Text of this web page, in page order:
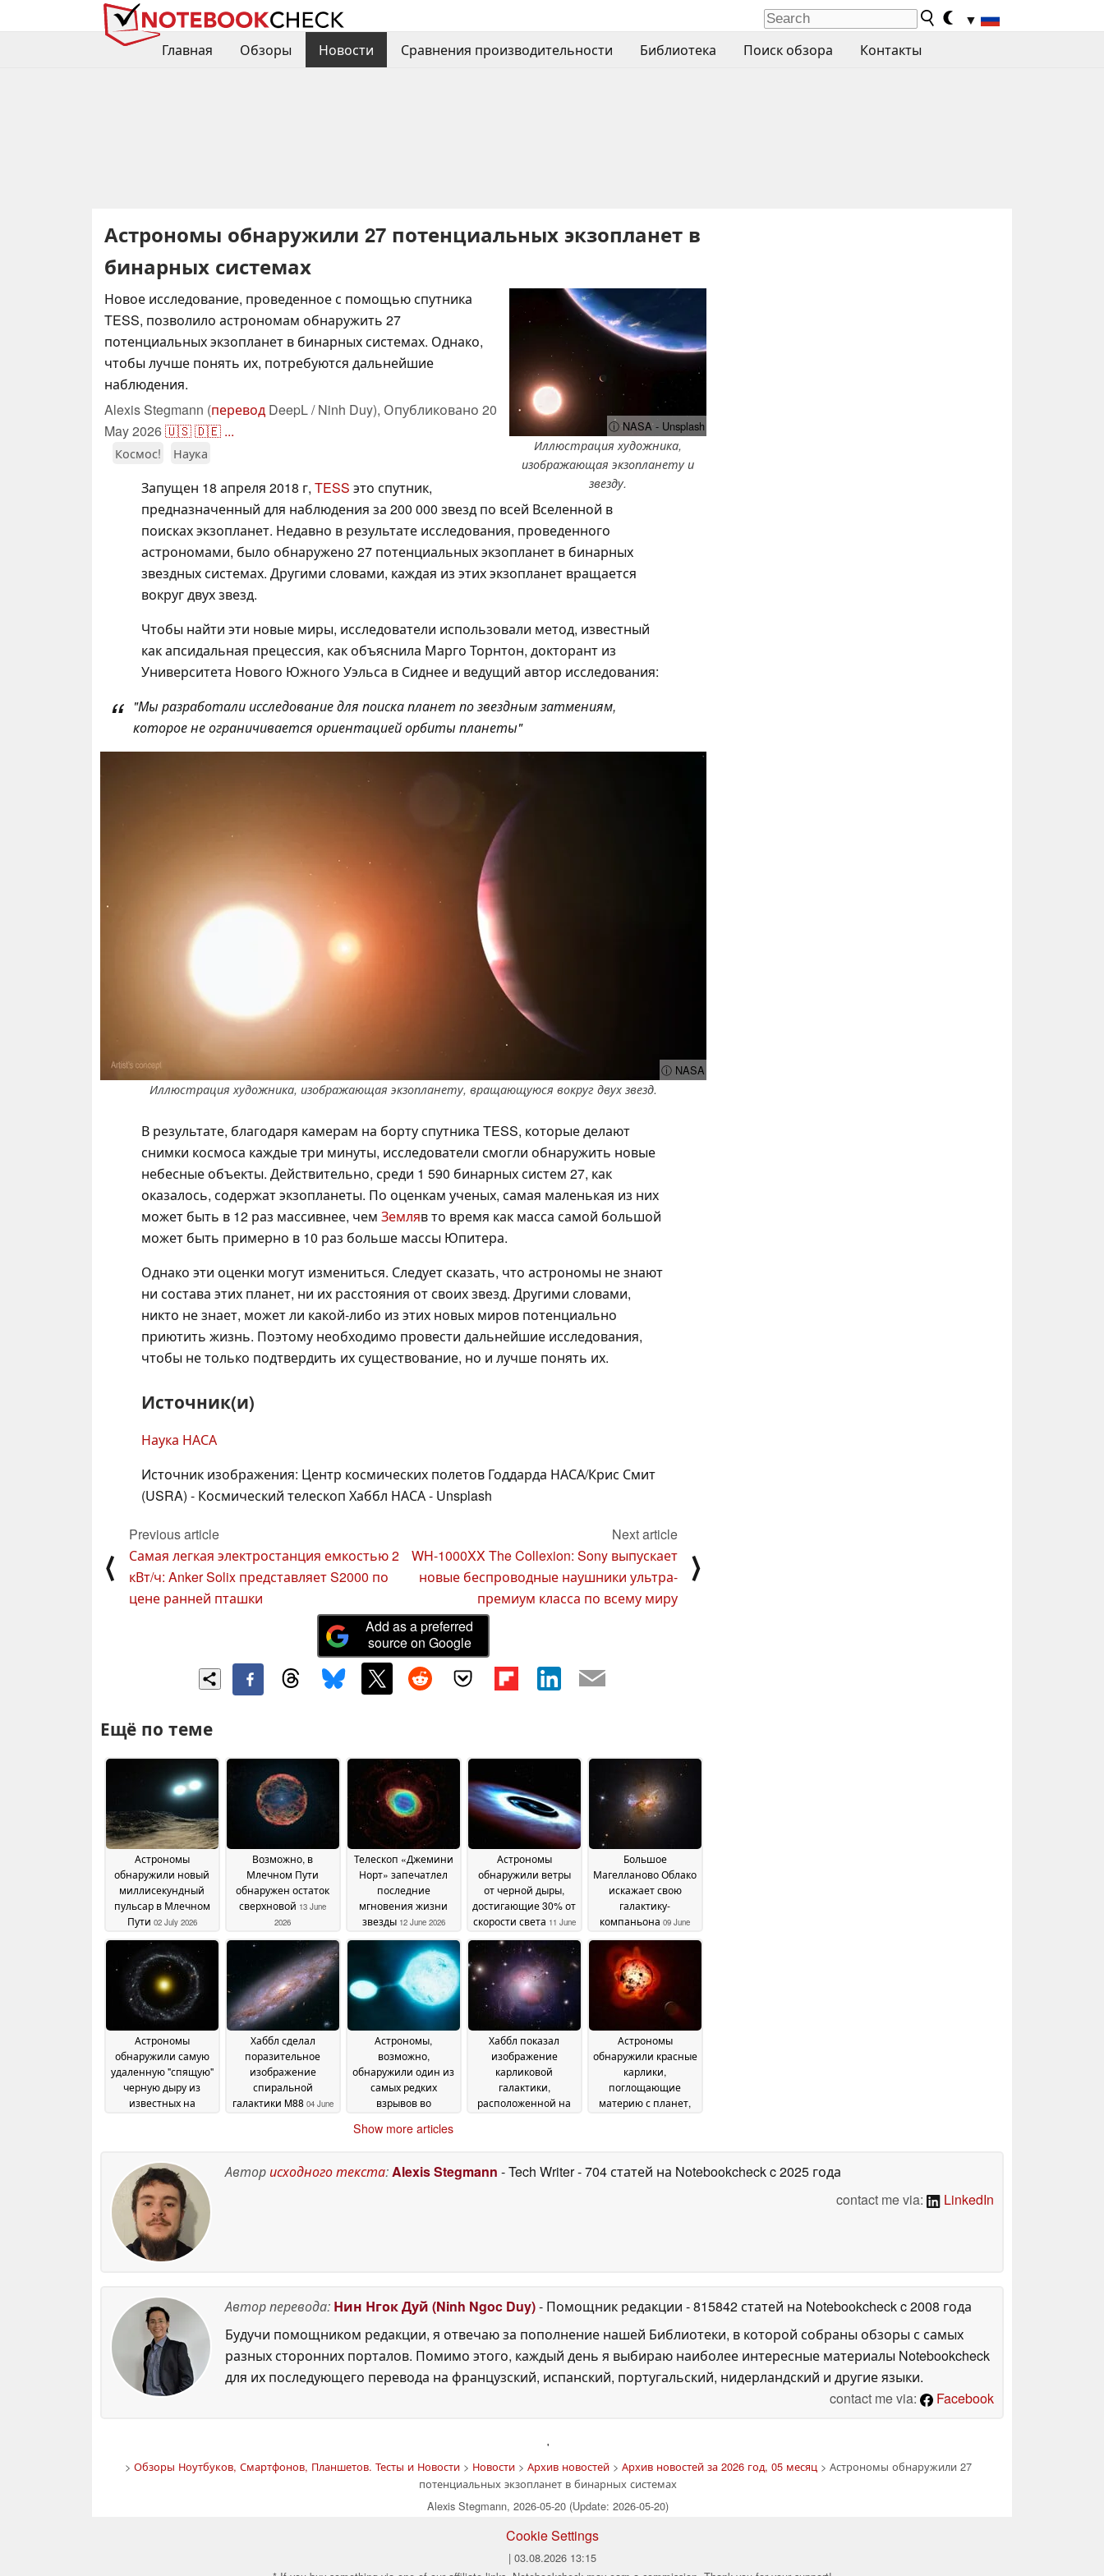
▼
Главная
Обзоры Новости Сравнения производительности Библиотека Поиск обзора Контакты
Астрономы обнаружили 27 потенциальных экзопланет в
бинарных системах
ⓘ NASA - Unsplash
Иллюстрация художника,
изображающая экзопланету и
звезду.
Новое исследование, проведенное с помощью спутника
TESS, позволило астрономам обнаружить 27
потенциальных экзопланет в бинарных системах. Однако,
чтобы лучше понять их, потребуются дальнейшие
наблюдения.
Alexis Stegmann (перевод DeepL / Ninh Duy), Опубликовано 20
May 2026🇺🇸🇩🇪 ...
Космос! Наука
Запущен 18 апреля 2018 г, TESS это спутник,
предназначенный для наблюдения за 200 000 звезд по всей Вселенной в
поисках экзопланет. Недавно в результате исследования, проведенного
астрономами, было обнаружено 27 потенциальных экзопланет в бинарных
звездных системах. Другими словами, каждая из этих экзопланет вращается
вокруг двух звезд.
Чтобы найти эти новые миры, исследователи использовали метод, известный
как апсидальная прецессия, как объяснила Марго Торнтон, докторант из
Университета Нового Южного Уэльса в Сиднее и ведущий автор исследования:
"Мы разработали исследование для поиска планет по звездным затмениям,
которое не ограничивается ориентацией орбиты планеты"
ⓘ NASA
Иллюстрация художника, изображающая экзопланету, вращающуюся вокруг двух звезд.
В результате, благодаря камерам на борту спутника TESS, которые делают
снимки космоса каждые три минуты, исследователи смогли обнаружить новые
небесные объекты. Действительно, среди 1 590 бинарных систем 27, как
оказалось, содержат экзопланеты. По оценкам ученых, самая маленькая из них
может быть в 12 раз массивнее, чем Земляв то время как масса самой большой
может быть примерно в 10 раз больше массы Юпитера.
Однако эти оценки могут измениться. Следует сказать, что астрономы не знают
ни состава этих планет, ни их расстояния от своих звезд. Другими словами,
никто не знает, может ли какой-либо из этих новых миров потенциально
приютить жизнь. Поэтому необходимо провести дальнейшие исследования,
чтобы не только подтвердить их существование, но и лучше понять их.
Источник(и)
Наука НАСА
Источник изображения: Центр космических полетов Годдарда НАСА/Крис Смит
(USRA) - Космический телескоп Хаббл НАСА - Unsplash
⟨
Previous article
Самая легкая электростанция емкостью 2
кВт/ч: Anker Solix представляет S2000 по
цене ранней пташки
Next article
WH-1000XX The Collexion: Sony выпускает
новые беспроводные наушники ультра-
премиум класса по всему миру
⟩
Add as a preferred
source on Google
Ещё по теме
Астрономы
обнаружили новый
миллисекундный
пульсар в Млечном
Пути 02 July 2026
Возможно, в
Млечном Пути
обнаружен остаток
сверхновой 13 June
2026
Телескоп «Джемини
Норт» запечатлел
последние
мгновения жизни
звезды 12 June 2026
Астрономы
обнаружили ветры
от черной дыры,
достигающие 30% от
скорости света 11 June
2026
Большое
Магелланово Облако
искажает свою
галактику-
компаньона 09 June
2026
Астрономы
обнаружили самую
удаленную "спящую"
черную дыру из
известных на
Хаббл сделал
поразительное
изображение
спиральной
галактики M88 04 June
Астрономы,
возможно,
обнаружили один из
самых редких
взрывов во
Хаббл показал
изображение
карликовой
галактики,
расположенной на
Астрономы
обнаружили красные
карлики,
поглощающие
материю с планет,
Show more articles
Авторисходного текста:Alexis Stegmann - Tech Writer- 704 статей на Notebookcheckc 2025 года
contact me via:
LinkedIn
Автор перевода: Нин Нгок Дуй (Ninh Ngoc Duy)- Помощник редакции - 815842 статей на Notebookcheckc 2008 года
Будучи помощником редакции, я отвечаю за пополнение нашей Библиотеки, в которой собраны обзоры с самых
разных сторонних порталов. Помимо этого, каждый день я выбираю наиболее интересные материалы Notebookcheck
для их последующего перевода на французский, испанский, португальский, нидерландский и другие языки.
contact me via:
Facebook
'
> Обзоры Ноутбуков, Смартфонов, Планшетов. Тесты и Новости> Новости> Архив новостей> Архив новостей за 2026 год, 05 месяц > Астрономы обнаружили 27
потенциальных экзопланет в бинарных системах
Alexis Stegmann, 2026-05-20 (Update: 2026-05-20)
Cookie Settings
| 03.08.2026 13:15